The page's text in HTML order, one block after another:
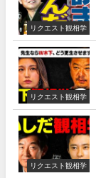
リクエスト観相学
リクエスト観相学
リクエスト観相学